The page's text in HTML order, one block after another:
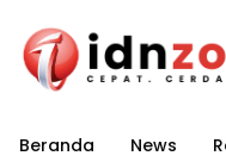
konten
Beranda News